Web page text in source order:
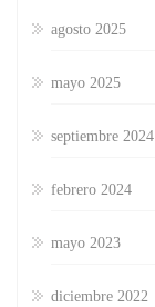
agosto 2025
mayo 2025
septiembre 2024
febrero 2024
mayo 2023
diciembre 2022